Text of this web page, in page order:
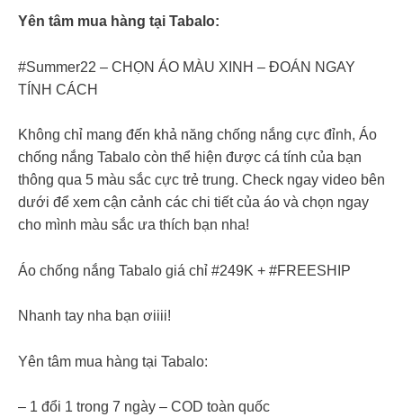
Yên tâm mua hàng tại Tabalo:
#Summer22 – CHỌN ÁO MÀU XINH – ĐOÁN NGAY
TÍNH CÁCH
Không chỉ mang đến khả năng chống nắng cực đỉnh, Áo
chống nắng Tabalo còn thể hiện được cá tính của bạn
thông qua 5 màu sắc cực trẻ trung. Check ngay video bên
dưới để xem cận cảnh các chi tiết của áo và chọn ngay
cho mình màu sắc ưa thích bạn nha!
Áo chống nắng Tabalo giá chỉ #249K + #FREESHIP
Nhanh tay nha bạn ơiiii!
Yên tâm mua hàng tại Tabalo:
– 1 đổi 1 trong 7 ngày – COD toàn quốc